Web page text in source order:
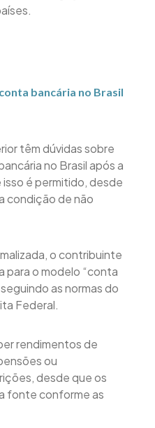
bancária no Brasil
têm dúvidas sobre
no Brasil após a
é permitido, desde
condição de não
o contribuinte
o modelo “conta
as normas do
Federal.
rendimentos de
ou
desde que os
fonte conforme as